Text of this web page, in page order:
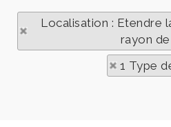
Localisation : Etendre
rayon
1 Type